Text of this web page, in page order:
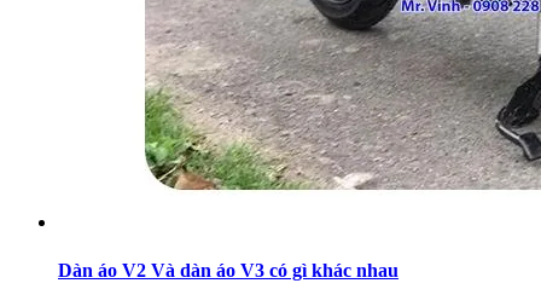
Dàn áo V2 Và dàn áo V3 có gì khác nhau